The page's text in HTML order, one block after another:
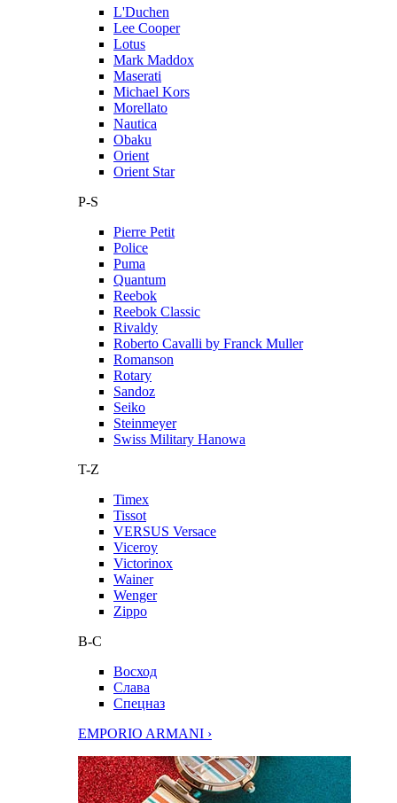
L'Duchen
Lee Cooper
Lotus
Mark Maddox
Maserati
Michael Kors
Morellato
Nautica
Obaku
Orient
Orient Star
P-S
Pierre Petit
Police
Puma
Quantum
Reebok
Reebok Classic
Rivaldy
Roberto Cavalli by Franck Muller
Romanson
Rotary
Sandoz
Seiko
Steinmeyer
Swiss Military Hanowa
T-Z
Timex
Tissot
VERSUS Versace
Viceroy
Victorinox
Wainer
Wenger
Zippo
В-С
Восход
Слава
Спецназ
EMPORIO ARMANI ›